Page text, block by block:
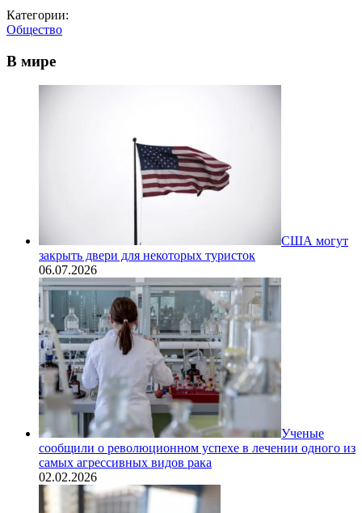
Категории:
Общество
В мире
США могут
закрыть двери для некоторых туристок
06.07.2026
Ученые
сообщили о революционном успехе в лечении одного из
самых агрессивных видов рака
02.02.2026